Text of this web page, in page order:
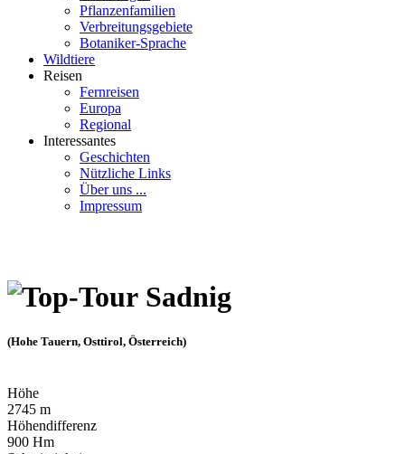
Pflanzenfamilien
Verbreitungsgebiete
Botaniker-Sprache
Wildtiere
Reisen
Fernreisen
Europa
Regional
Interessantes
Geschichten
Nützliche Links
Über uns ...
Impressum
Sadnig
(Hohe Tauern, Osttirol, Österreich)
Höhe
2745 m
Höhendifferenz
900 Hm